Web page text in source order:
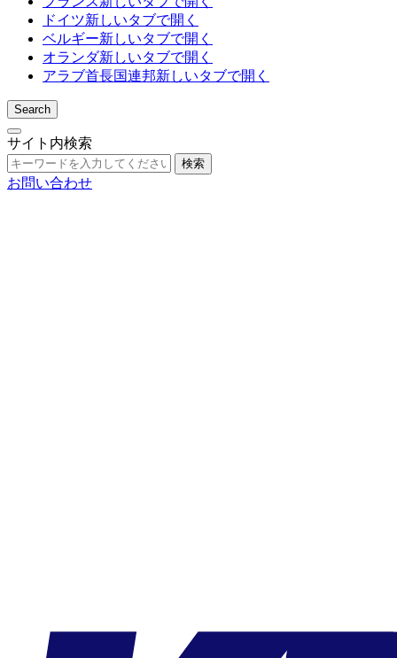
ドイツ新しいタブで開く
ベルギー新しいタブで開く
オランダ新しいタブで開く
アラブ首長国連邦新しいタブで開く
Search
サイト内検索
検索
お問い合わせ